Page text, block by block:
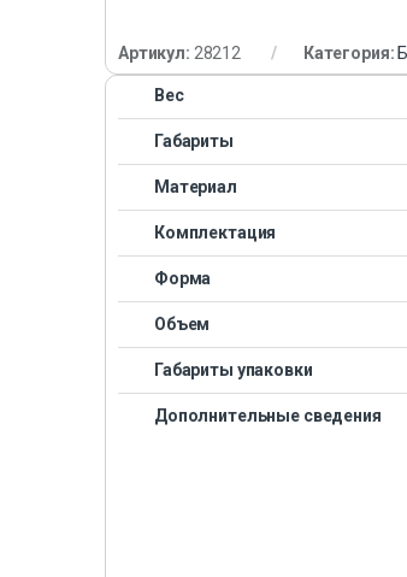
Артикул: 28212 Категория:
Вес
Габариты
Материал
Комплектация
Форма
Объем
Габариты упаковки
Дополнительные сведения